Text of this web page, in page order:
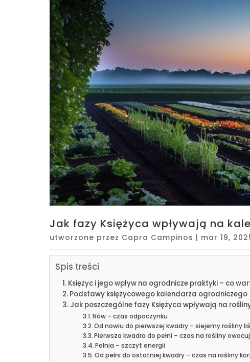
Jak fazy Księżyca wpływają na
utworzone przez Capra Campinos | mar 19,
Spis treści
Księżyc i jego wpływ na ogrodnicze praktyki – co
Podstawy księżycowego kalendarza ogrodniczego
Jak poszczególne fazy Księżyca wpływają na
Nów – czas odpoczynku
Od nowiu do pierwszej kwadry – siejemy rośliny
Pierwsza kwadra do pełni – czas na rośliny
Pełnia – szczyt energii
Od pełni do ostatniej kwadry – czas na rośliny